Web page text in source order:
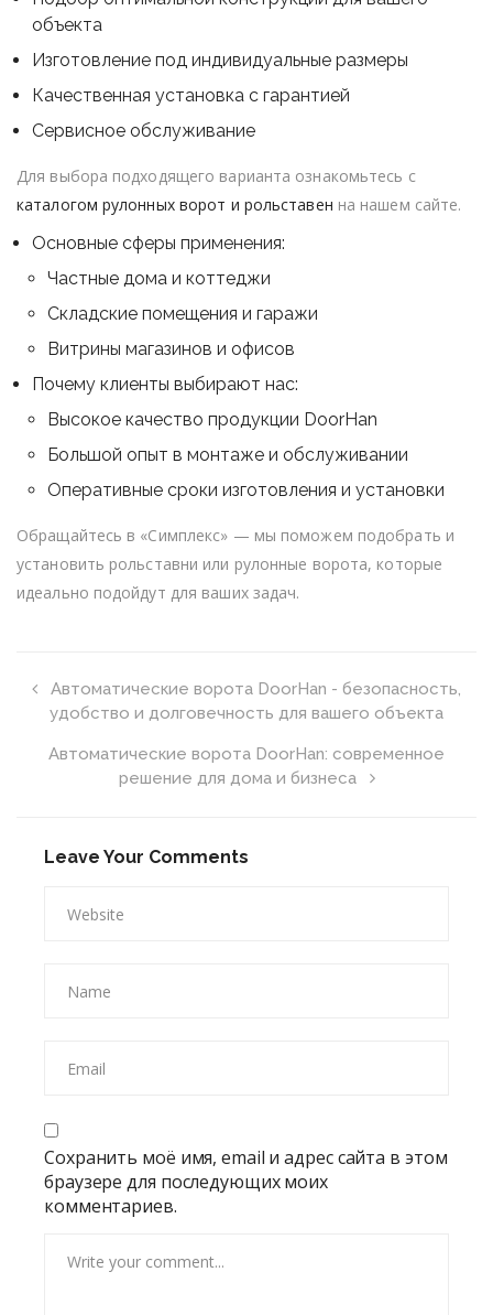
объекта
Изготовление под индивидуальные размеры
Качественная установка с гарантией
Сервисное обслуживание
Для выбора подходящего варианта ознакомьтесь с
каталогом рулонных ворот и рольставен на нашем сайте.
Основные сферы применения:
Частные дома и коттеджи
Складские помещения и гаражи
Витрины магазинов и офисов
Почему клиенты выбирают нас:
Высокое качество продукции DoorHan
Большой опыт в монтаже и обслуживании
Оперативные сроки изготовления и установки
Обращайтесь в «Симплекс» — мы поможем подобрать и
установить рольставни или рулонные ворота, которые
идеально подойдут для ваших задач.
Автоматические ворота DoorHan - безопасность,
удобство и долговечность для вашего объекта
Автоматические ворота DoorHan: современное
решение для дома и бизнеса
Leave Your Comments
Сохранить моё имя, email и адрес сайта в этом
браузере для последующих моих
комментариев.